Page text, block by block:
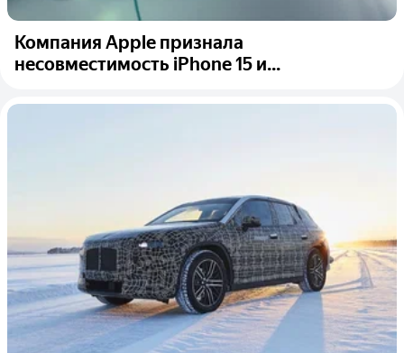
Компания Apple признала
несовместимость iPhone 15 и...